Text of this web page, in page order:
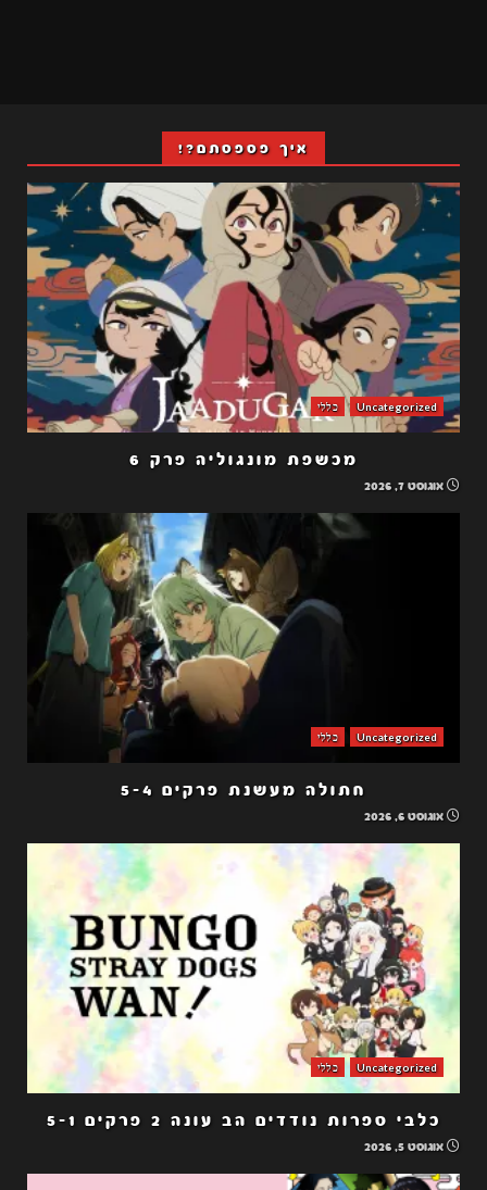
איך פספסתם?!
Uncategorized כללי
מכשפת מונגוליה פרק 6
אוגוסט 7, 2026
Uncategorized כללי
חתולה מעשנת פרקים 5-4
אוגוסט 6, 2026
Uncategorized כללי
כלבי ספרות נודדים הב עונה 2 פרקים 5-1
אוגוסט 5, 2026